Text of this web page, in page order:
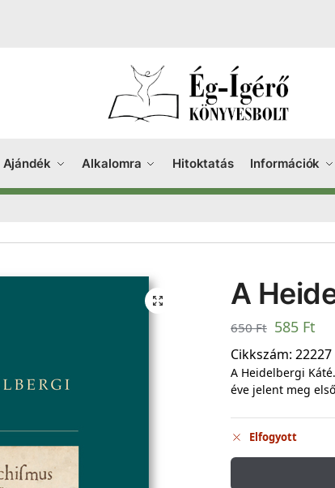
Ajándék Alkalomra Hitoktatás Információk
A
650Ft 585 Ft
Cikkszám: 22227
A Heidelbergi
éve jelent meg
Elfogyott